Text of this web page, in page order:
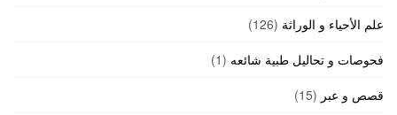
علم الأحياء و الوراثة (126)
فحوصات و تحاليل طبية شائعه (1)
قصص و عبر (15)